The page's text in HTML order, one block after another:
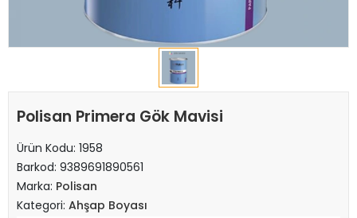
Polisan Primera Gök Mavisi
Ürün Kodu: 1958
Barkod: 9389691890561
Marka: Polisan
Kategori: Ahşap Boyası